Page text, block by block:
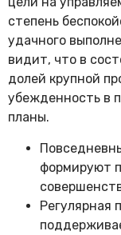
степень
удачного
видит, что в
долей крупной
убежденность в
планы.
формируют
Регулярная